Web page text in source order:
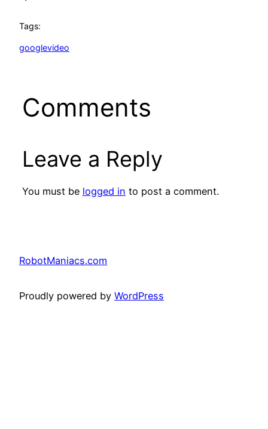
Tags:
googlevideo
Comments
Leave a Reply
You must be logged in to post a comment.
RobotManiacs.com
Proudly powered by WordPress